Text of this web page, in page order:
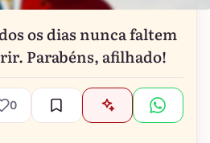
os dias nunca faltem
Parabéns, afilhado!
0